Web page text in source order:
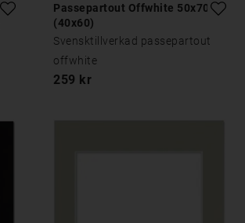
Passepartout Offwhite 50x70
(40x60)
Svensktillverkad passepartout
offwhite
259 kr